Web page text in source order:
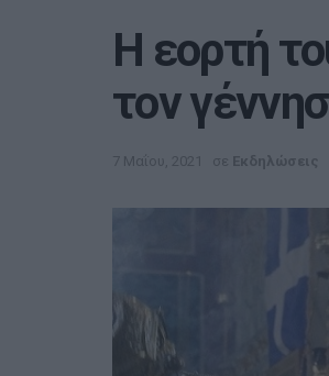
Η εορτή
τον
7 Μαΐου, 2021 σε Εκδηλώσεις